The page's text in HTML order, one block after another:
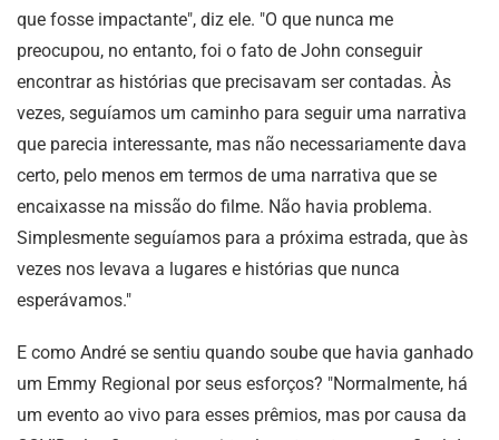
que fosse impactante", diz ele. "O que nunca me
preocupou, no entanto, foi o fato de John conseguir
encontrar as histórias que precisavam ser contadas. Às
vezes, seguíamos um caminho para seguir uma narrativa
que parecia interessante, mas não necessariamente dava
certo, pelo menos em termos de uma narrativa que se
encaixasse na missão do filme. Não havia problema.
Simplesmente seguíamos para a próxima estrada, que às
vezes nos levava a lugares e histórias que nunca
esperávamos."
E como André se sentiu quando soube que havia ganhado
um Emmy Regional por seus esforços? "Normalmente, há
um evento ao vivo para esses prêmios, mas por causa da